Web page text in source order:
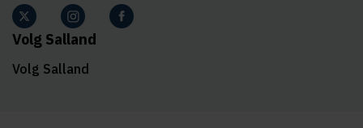
Volg Salland
Volg Salland